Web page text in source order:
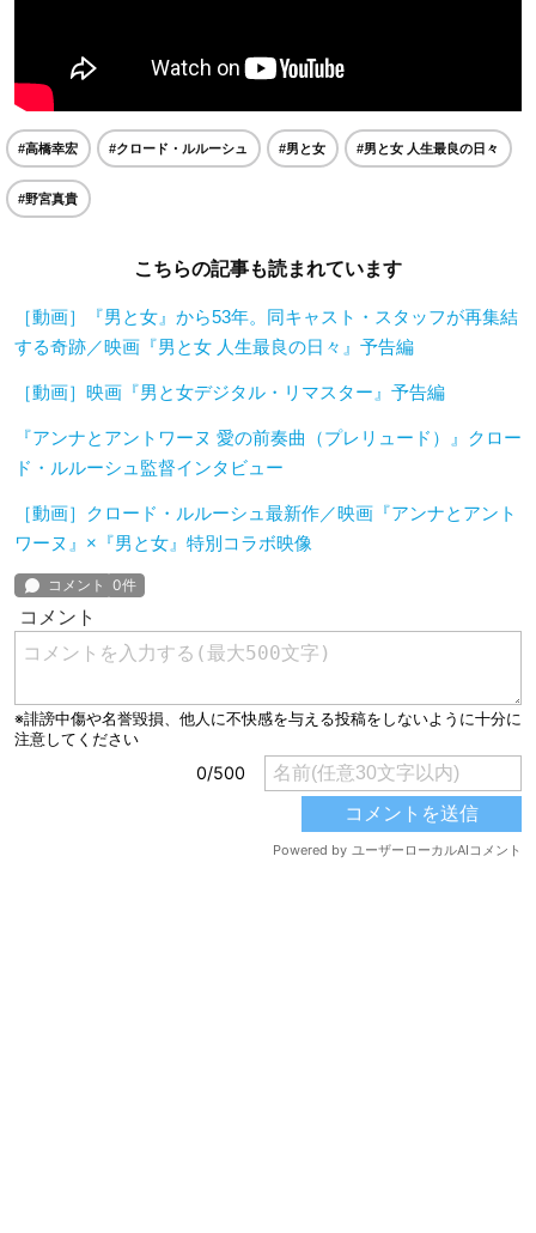
#高橋幸宏 #クロード・ルルーシュ #男と女 #男と女 人生最良の日々
#野宮真貴
こちらの記事も読まれています
［動画］『男と女』から53年。同キャスト・スタッフが再集結
する奇跡／映画『男と女 人生最良の日々』予告編
［動画］映画『男と女デジタル・リマスター』予告編
『アンナとアントワーヌ 愛の前奏曲（プレリュード）』クロー
ド・ルルーシュ監督インタビュー
［動画］クロード・ルルーシュ最新作／映画『アンナとアント
ワーヌ』×『男と女』特別コラボ映像